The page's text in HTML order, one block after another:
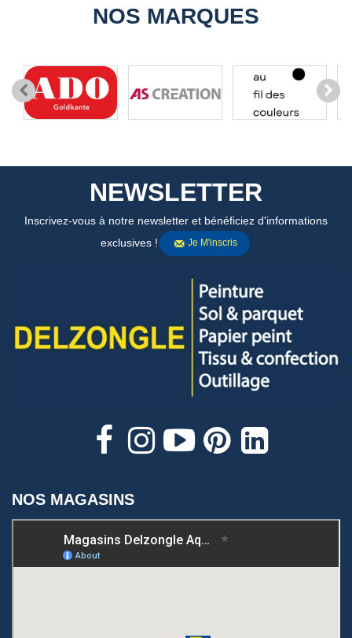
NOS MARQUES
NEWSLETTER
Inscrivez-vous à notre newsletter et bénéficiez d'informations
exclusives !
Je M'inscris
NOS MAGASINS